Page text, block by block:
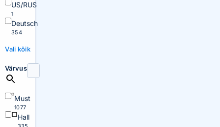
US/RUS
1
Deutsch
354
Vali kõik
Värvus
Must
1077
Hall